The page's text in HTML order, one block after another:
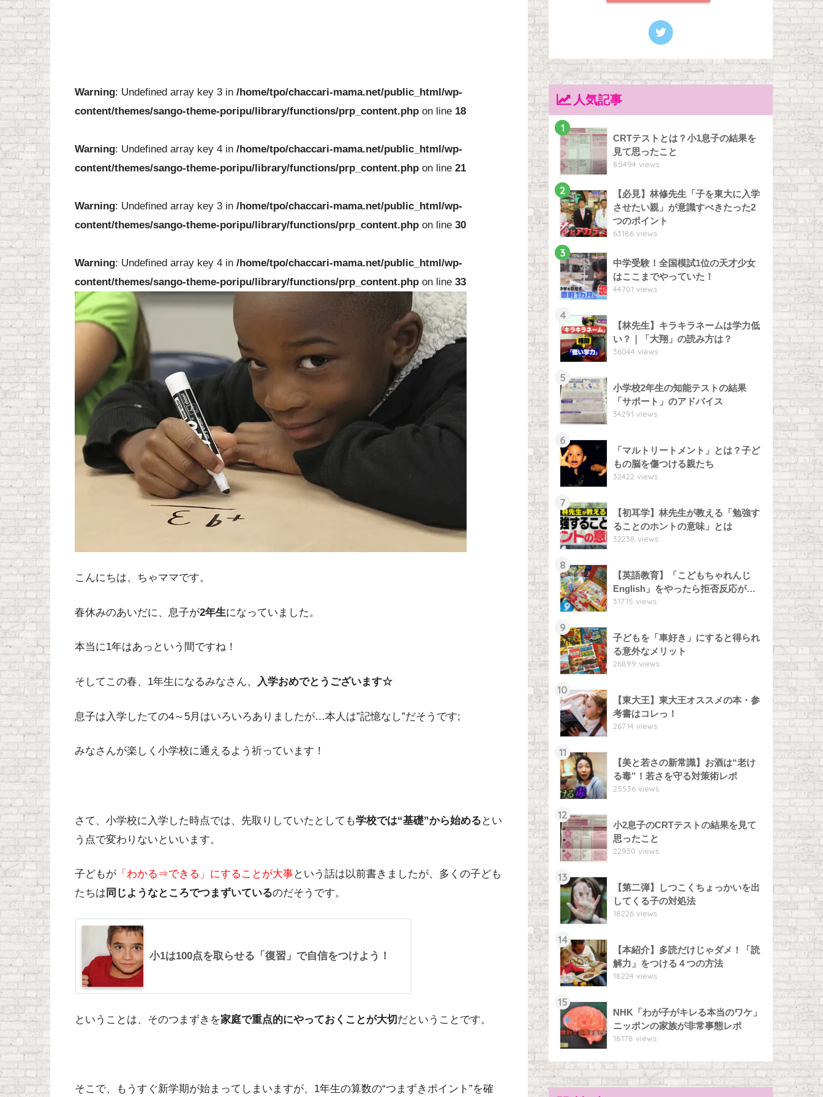
Warning: Undefined array key 3 in /home/tpo/chaccari-mama.net/public_html/wp-
content/themes/sango-theme-poripu/library/functions/prp_content.php on line 18
Warning: Undefined array key 4 in /home/tpo/chaccari-mama.net/public_html/wp-
content/themes/sango-theme-poripu/library/functions/prp_content.php on line 21
Warning: Undefined array key 3 in /home/tpo/chaccari-mama.net/public_html/wp-
content/themes/sango-theme-poripu/library/functions/prp_content.php on line 30
Warning: Undefined array key 4 in /home/tpo/chaccari-mama.net/public_html/wp-
content/themes/sango-theme-poripu/library/functions/prp_content.php on line 33
こんにちは、ちゃママです。
春休みのあいだに、息子が2年生になっていました。
本当に1年はあっという間ですね！
そしてこの春、1年生になるみなさん、 入学おめでとうございます☆
息子は入学したての4～5月はいろいろありましたが…本人は”記憶なし”だそうです;
みなさんが楽しく小学校に通えるよう祈っています！
さて、小学校に入学した時点では、先取りしていたとしても学校では“基礎”から始める とい
う点で変わりないといいます。
子どもが 「わかる⇒できる」にすることが大事という話は以前書きましたが、多くの子ども
たちは 同じようなところでつまずいているのだそうです。
小1は100点を取らせる「復習」で自信をつけよう！
ということは、そのつまずきを家庭で重点的にやっておくことが大切 だということです。
そこで、もうすぐ新学期が始まってしまいますが、1年生の算数の“つまずきポイント”を確
人気記事
1
CRTテストとは？小1息子の結果を
見て思ったこと
85494 views
2
【必見】林修先生「子を東大に入学
させたい親」が意識すべきたった2
つのポイント
63186 views
3
中学受験！全国模試1位の天才少女
はここまでやっていた！
44701 views
4
【林先生】キラキラネームは学力低
い？｜「大翔」の読み方は？
36044 views
5
小学校2年生の知能テストの結果
「サポート」のアドバイス
34291 views
6
「マルトリートメント」とは？子ど
もの脳を傷つける親たち
32422 views
7
【初耳学】林先生が教える「勉強す
ることのホントの意味」とは
32238 views
8
【英語教育】「こどもちゃれんじ
English」をやったら拒否反応が…
31715 views
9
子どもを「車好き」にすると得られ
る意外なメリット
26899 views
10
【東大王】東大王オススメの本・参
考書はコレっ！
26714 views
11
【美と若さの新常識】お酒は“老け
る毒”！若さを守る対策術レポ
25536 views
12
小2息子のCRTテストの結果を見て
思ったこと
22930 views
13
【第二弾】しつこくちょっかいを出
してくる子の対処法
18226 views
14
【本紹介】多読だけじゃダメ！「読
解力」をつける４つの方法
18224 views
15
NHK「わが子がキレる本当のワケ」
ニッポンの家族が非常事態レポ
18178 views